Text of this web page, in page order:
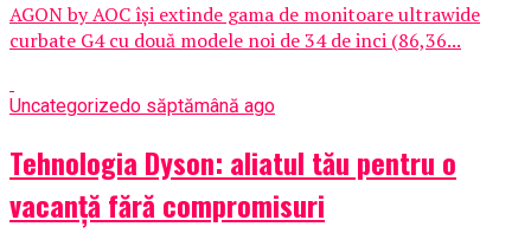
AGON by AOC își extinde gama de monitoare ultrawide
curbate G4 cu două modele noi de 34 de inci (86,36...
Uncategorizedo săptămână ago
Tehnologia Dyson: aliatul tău pentru o
vacanță fără compromisuri